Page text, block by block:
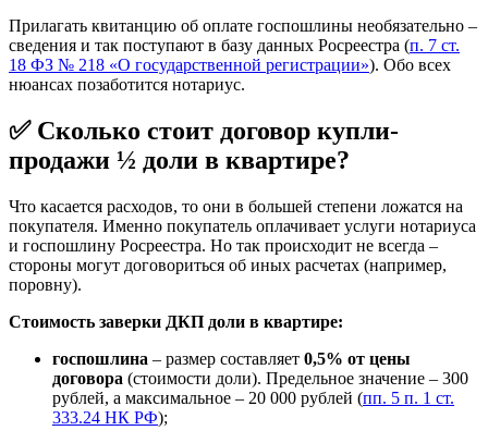
Прилагать квитанцию об оплате госпошлины необязательно –
сведения и так поступают в базу данных Росреестра (п. 7 ст.
18 ФЗ № 218 «О государственной регистрации»). Обо всех
нюансах позаботится нотариус.
✅ Сколько стоит договор купли-
продажи ½ доли в квартире?
Что касается расходов, то они в большей степени ложатся на
покупателя. Именно покупатель оплачивает услуги нотариуса
и госпошлину Росреестра. Но так происходит не всегда –
стороны могут договориться об иных расчетах (например,
поровну).
Стоимость заверки ДКП доли в квартире:
госпошлина – размер составляет 0,5% от цены
договора (стоимости доли). Предельное значение – 300
рублей, а максимальное – 20 000 рублей (пп. 5 п. 1 ст.
333.24 НК РФ);